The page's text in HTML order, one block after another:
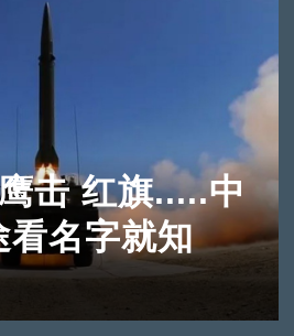
击 红旗.....中
看名字就知